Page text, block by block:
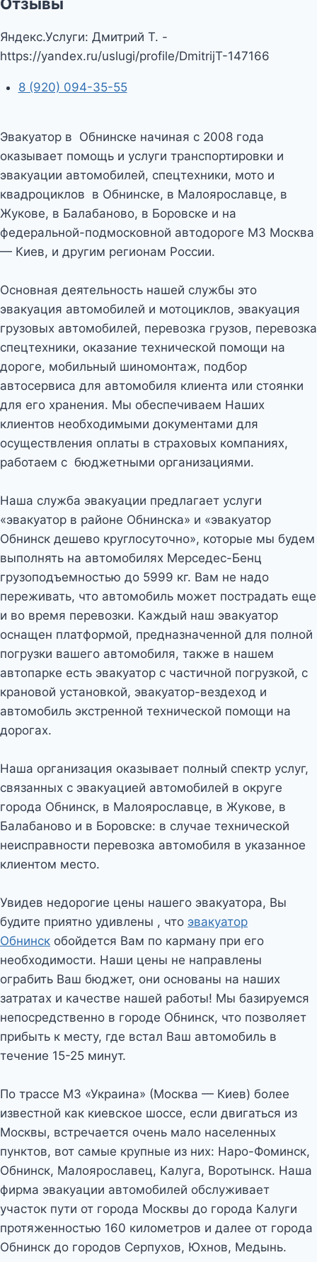
Яндекс.Услуги: Дмитрий Т. -
https://yandex.ru/uslugi/profile/DmitrijT-147166
8 (920) 094-35-55
Эвакуатор в Обнинске начиная с 2008 года
оказывает помощь и услуги транспортировки и
эвакуации автомобилей, спецтехники, мото и
квадроциклов в Обнинске, в Малоярославце, в
Жукове, в Балабаново, в Боровске и на
федеральной-подмосковной автодороге М3 Москва
— Киев, и другим регионам России.
Основная деятельность нашей службы это
эвакуация автомобилей и мотоциклов, эвакуация
грузовых автомобилей, перевозка грузов, перевозка
спецтехники, оказание технической помощи на
дороге, мобильный шиномонтаж, подбор
автосервиса для автомобиля клиента или стоянки
для его хранения. Мы обеспечиваем Наших
клиентов необходимыми документами для
осуществления оплаты в страховых компаниях,
работаем с бюджетными организациями.
Наша служба эвакуации предлагает услуги
«эвакуатор в районе Обнинска» и «эвакуатор
Обнинск дешево круглосуточно», которые мы будем
выполнять на автомобилях Мерседес-Бенц
грузоподъемностью до 5999 кг. Вам не надо
переживать, что автомобиль может пострадать еще
и во время перевозки. Каждый наш эвакуатор
оснащен платформой, предназначенной для полной
погрузки вашего автомобиля, также в нашем
автопарке есть эвакуатор с частичной погрузкой, с
крановой установкой, эвакуатор-вездеход и
автомобиль экстренной технической помощи на
дорогах.
Наша организация оказывает полный спектр услуг,
связанных с эвакуацией автомобилей в округе
города Обнинск, в Малоярославце, в Жукове, в
Балабаново и в Боровске: в случае технической
неисправности перевозка автомобиля в указанное
клиентом место.
Увидев недорогие цены нашего эвакуатора, Вы
будите приятно удивлены , что эвакуатор
Обнинск обойдется Вам по карману при его
необходимости. Наши цены не направлены
ограбить Ваш бюджет, они основаны на наших
затратах и качестве нашей работы! Мы базируемся
непосредственно в городе Обнинск, что позволяет
прибыть к месту, где встал Ваш автомобиль в
течение 15-25 минут.
По трассе М3 «Украина» (Москва — Киев) более
известной как киевское шоссе, если двигаться из
Москвы, встречается очень мало населенных
пунктов, вот самые крупные из них: Наро-Фоминск,
Обнинск, Малоярославец, Калуга, Воротынск. Наша
фирма эвакуации автомобилей обслуживает
участок пути от города Москвы до города Калуги
протяженностью 160 километров и далее от города
Обнинск до городов Серпухов, Юхнов, Медынь.